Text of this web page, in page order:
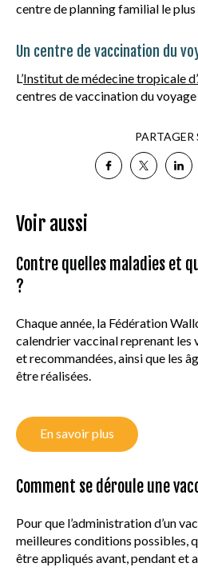
centre de planning familial le
Un centre de vaccination du
L’Institut de médecine tropicale
centres de vaccination du
PARTAGER
Voir aussi
Contre quelles maladies et
?
Chaque année, la Fédération
calendrier vaccinal reprenant
et recommandées, ainsi que les
être réalisées.
En savoir plus
Comment se déroule une
Pour que l’administration d’un
meilleures conditions possibles,
être appliqués avant, pendant et